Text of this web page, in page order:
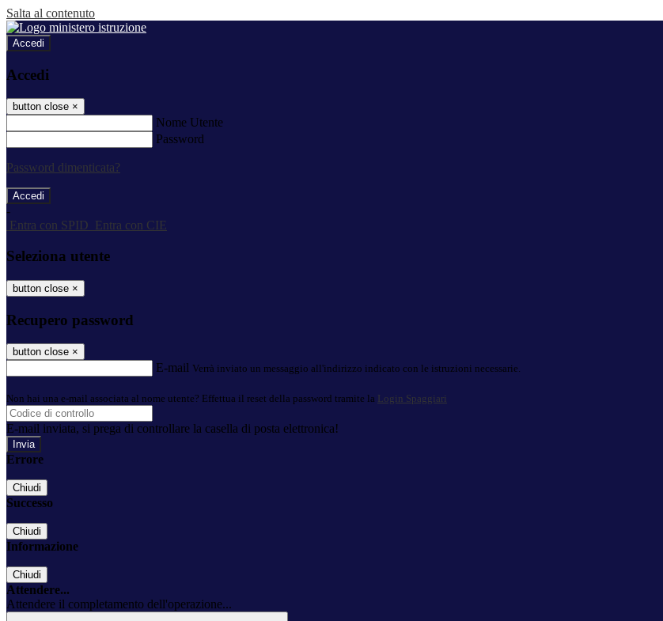
Salta al contenuto
Accedi
Accedi
button close ×
Nome Utente
Password
Password dimenticata?
-
Entra con SPID
Entra con CIE
Seleziona utente
button close ×
Recupero password
button close ×
E-mail Verrà inviato un messaggio all'indirizzo indicato con le istruzioni necessarie.
Non hai una e-mail associata al nome utente? Effettua il reset della password tramite la Login Spaggiari
E-mail inviata, si prega di controllare la casella di posta elettronica!
Errore
Chiudi
Successo
Chiudi
Informazione
Chiudi
Attendere...
Attendere il completamento dell'operazione...